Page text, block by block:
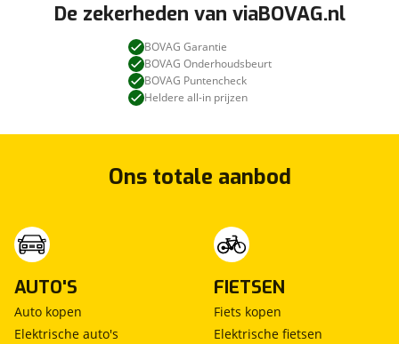
De zekerheden van viaBOVAG.nl
BOVAG Garantie
BOVAG Onderhoudsbeurt
BOVAG Puntencheck
Heldere all-in prijzen
Ons totale aanbod
AUTO'S
Auto kopen
Elektrische auto's
FIETSEN
Fiets kopen
Elektrische fietsen